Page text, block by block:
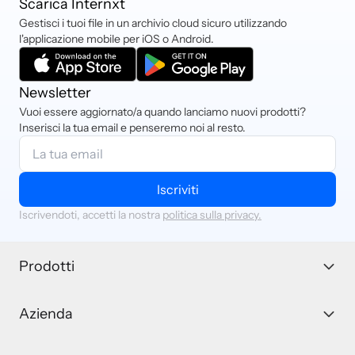
I nostri sforzi contribuiscono
all'obiettivo di neutralità climatica
entro il 2050.
Scopri di più
Scarica Internxt
Gestisci i tuoi file in un archivio cloud sicuro utilizzando
l'applicazione mobile per iOS o Android.
Newsletter
Vuoi essere aggiornato/a quando lanciamo nuovi prodotti?
Inserisci la tua email e penseremo noi al resto.
Iscriviti
Iscrivendoti, accetti la nostra politica sulla privacy.
Prodotti
Azienda